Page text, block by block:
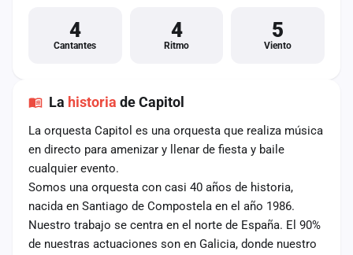
4
Cantantes
4
Ritmo
5
Viento
La historia de Capitol
La orquesta Capitol es una orquesta que realiza música
en directo para amenizar y llenar de fiesta y baile
cualquier evento.
Somos una orquesta con casi 40 años de historia,
nacida en Santiago de Compostela en el año 1986.
Nuestro trabajo se centra en el norte de España. El 90%
de nuestras actuaciones son en Galicia, donde nuestro